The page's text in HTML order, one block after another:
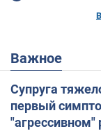
Важное
Супруга
первый
"агрессивном"